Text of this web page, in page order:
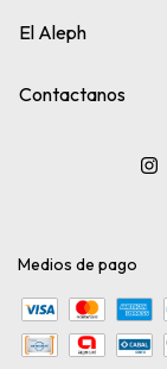
El Aleph
Contactanos
Medios de pago